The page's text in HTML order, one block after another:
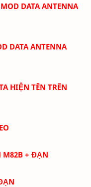
DATA ANTENNA
DATA ANTENNA
HIỆN TÊN TRÊN
M82B + ĐẠN